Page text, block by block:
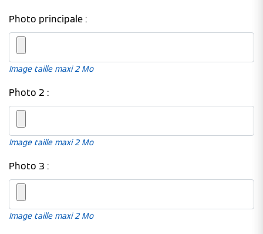
Photo principale :
Image taille maxi 2 Mo
Photo 2 :
Image taille maxi 2 Mo
Photo 3 :
Image taille maxi 2 Mo